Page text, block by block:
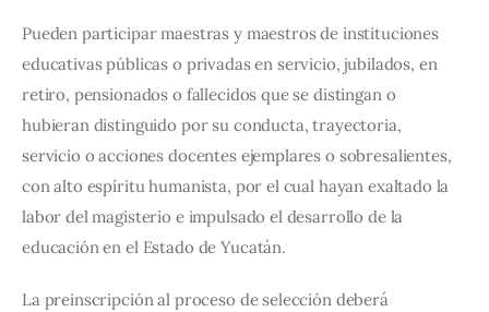
Pueden participar maestras y maestros de instituciones
educativas públicas o privadas en servicio, jubilados, en
retiro, pensionados o fallecidos que se distingan o
hubieran distinguido por su conducta, trayectoria,
servicio o acciones docentes ejemplares o sobresalientes,
con alto espíritu humanista, por el cual hayan exaltado la
labor del magisterio e impulsado el desarrollo de la
educación en el Estado de Yucatán.
La preinscripción al proceso de selección deberá